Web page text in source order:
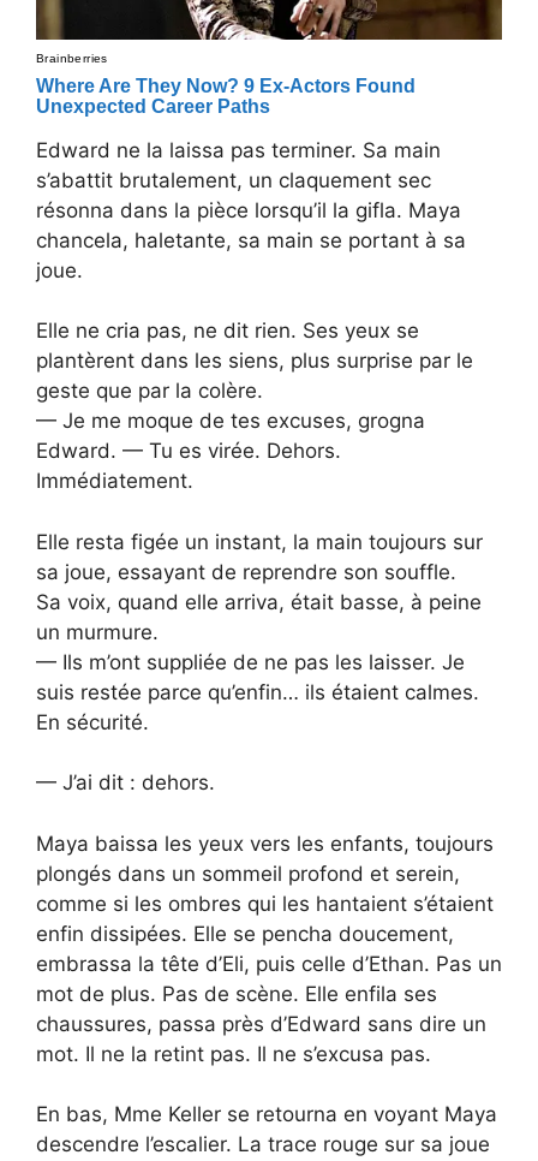
Edward ne la laissa pas terminer. Sa main
s’abattit brutalement, un claquement sec
résonna dans la pièce lorsqu’il la gifla. Maya
chancela, haletante, sa main se portant à sa
joue.
Elle ne cria pas, ne dit rien. Ses yeux se
plantèrent dans les siens, plus surprise par le
geste que par la colère.
— Je me moque de tes excuses, grogna
Edward. — Tu es virée. Dehors.
Immédiatement.
Elle resta figée un instant, la main toujours sur
sa joue, essayant de reprendre son souffle.
Sa voix, quand elle arriva, était basse, à peine
un murmure.
— Ils m’ont suppliée de ne pas les laisser. Je
suis restée parce qu’enfin… ils étaient calmes.
En sécurité.
— J’ai dit : dehors.
Maya baissa les yeux vers les enfants, toujours
plongés dans un sommeil profond et serein,
comme si les ombres qui les hantaient s’étaient
enfin dissipées. Elle se pencha doucement,
embrassa la tête d’Eli, puis celle d’Ethan. Pas un
mot de plus. Pas de scène. Elle enfila ses
chaussures, passa près d’Edward sans dire un
mot. Il ne la retint pas. Il ne s’excusa pas.
En bas, Mme Keller se retourna en voyant Maya
descendre l’escalier. La trace rouge sur sa joue